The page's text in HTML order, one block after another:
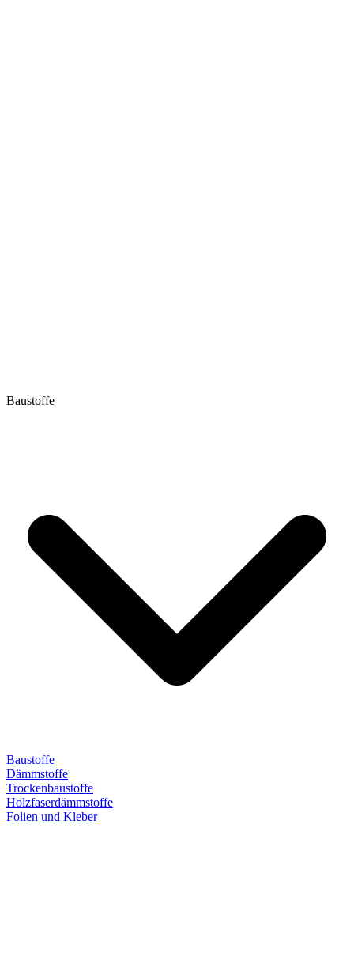
Baustoffe
Baustoffe
Dämmstoffe
Trockenbaustoffe
Holzfaserdämmstoffe
Folien und Kleber